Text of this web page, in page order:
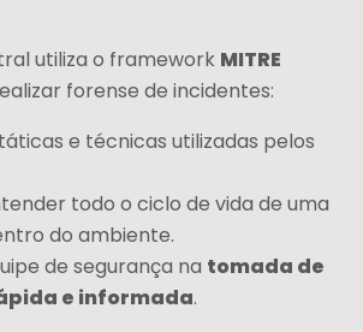
utiliza o frameworkMITRE
forense de incidentes:
e técnicas utilizadas pelos
todo o ciclo de vida de uma
do ambiente.
de segurança na tomada de
e informada.